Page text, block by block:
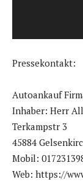
e
Pressekontakt:
Autoankauf
Inhaber: Herr
Terkampstr 3
45884
Mobil:
Web: https://